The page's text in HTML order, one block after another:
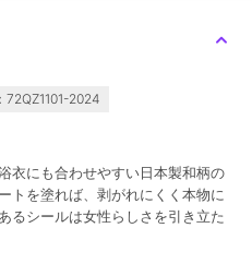
72QZ1101-2024
衣にも合わせやすい日本製和柄の
トを塗れば、剥がれにくく本物に
るシールは女性らしさを引き立た